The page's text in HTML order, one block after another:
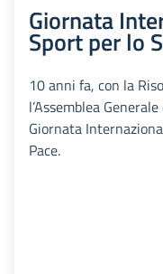
Giornata
Sport per lo
10 anni fa, con la
l’Assemblea
Giornata
Pace.